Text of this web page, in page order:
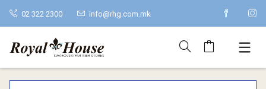
02 322 2300 info@rhg.com.mk